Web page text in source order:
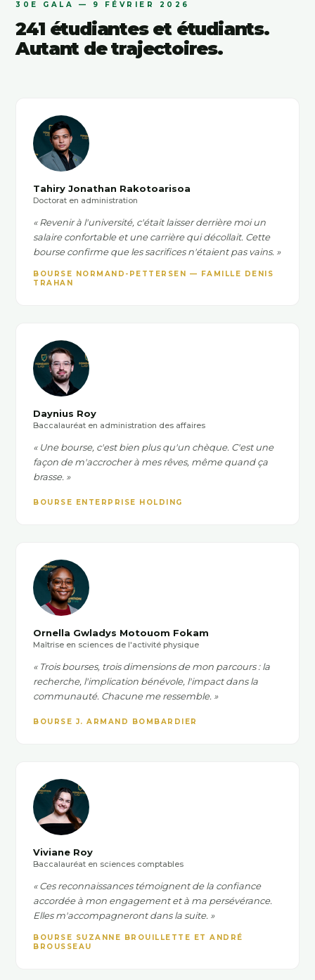
30E GALA — 9 FÉVRIER 2026
241 étudiantes et étudiants.
Autant de trajectoires.
Tahiry Jonathan Rakotoarisoa
Doctorat en administration
« Revenir à l'université, c'était laisser derrière moi un
salaire confortable et une carrière qui décollait. Cette
bourse confirme que les sacrifices n'étaient pas vains. »
BOURSE NORMAND-PETTERSEN — FAMILLE DENIS
TRAHAN
Daynius Roy
Baccalauréat en administration des affaires
« Une bourse, c'est bien plus qu'un chèque. C'est une
façon de m'accrocher à mes rêves, même quand ça
brasse. »
BOURSE ENTERPRISE HOLDING
Ornella Gwladys Motouom Fokam
Maîtrise en sciences de l'activité physique
« Trois bourses, trois dimensions de mon parcours : la
recherche, l'implication bénévole, l'impact dans la
communauté. Chacune me ressemble. »
BOURSE J. ARMAND BOMBARDIER
Viviane Roy
Baccalauréat en sciences comptables
« Ces reconnaissances témoignent de la confiance
accordée à mon engagement et à ma persévérance.
Elles m'accompagneront dans la suite. »
BOURSE SUZANNE BROUILLETTE ET ANDRÉ
BROUSSEAU